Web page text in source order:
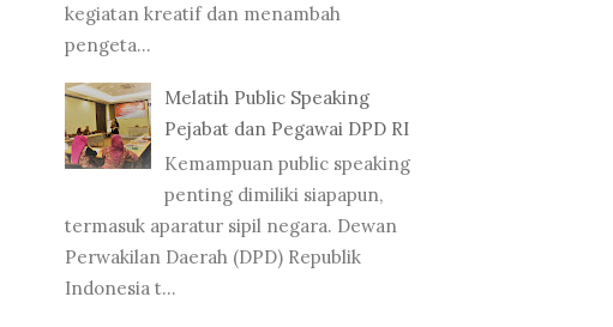
kegiatan kreatif dan menambah
pengeta...
Melatih Public Speaking
Pejabat dan Pegawai DPD RI
Kemampuan public speaking
penting dimiliki siapapun,
termasuk aparatur sipil negara. Dewan
Perwakilan Daerah (DPD) Republik
Indonesia t...